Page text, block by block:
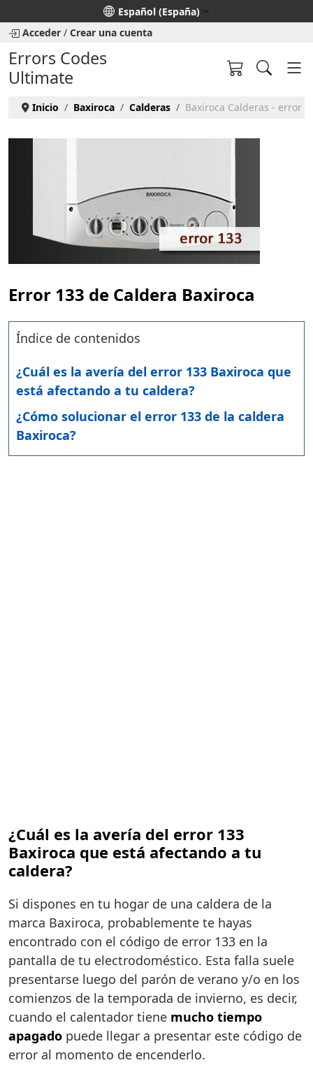
Seleccione su idioma
Español (España)
Acceder / Crear una cuenta
Errors Codes
Ultimate
Inicio Baxiroca Calderas Baxiroca Calderas - error
Error 133 de Caldera Baxiroca
Índice de contenidos
¿Cuál es la avería del error 133 Baxiroca que
está afectando a tu caldera?
¿Cómo solucionar el error 133 de la caldera
Baxiroca?
¿Cuál es la avería del error 133
Baxiroca que está afectando a tu
caldera?
Si dispones en tu hogar de una caldera de la
marca Baxiroca, probablemente te hayas
encontrado con el código de error 133 en la
pantalla de tu electrodoméstico. Esta falla suele
presentarse luego del parón de verano y/o en los
comienzos de la temporada de invierno, es decir,
cuando el calentador tiene mucho tiempo
apagado puede llegar a presentar este código de
error al momento de encenderlo.